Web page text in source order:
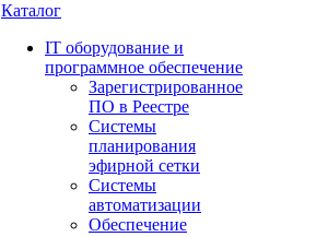
Каталог
IT оборудование и
программное обеспечение
Зарегистрированное
ПО в Реестре
Системы
планирования
эфирной сетки
Системы
автоматизации
Обеспечение